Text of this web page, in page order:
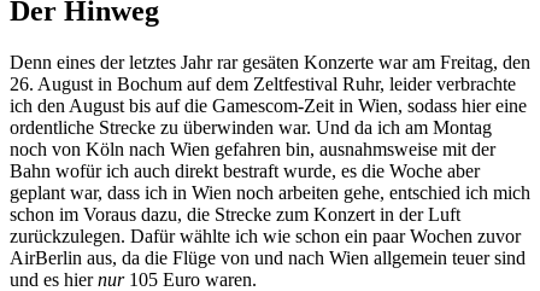
Der Hinweg
Denn eines der letztes Jahr rar gesäten Konzerte war am Freitag, den
26. August in Bochum auf dem Zeltfestival Ruhr, leider verbrachte
ich den August bis auf die Gamescom-Zeit in Wien, sodass hier eine
ordentliche Strecke zu überwinden war. Und da ich am Montag
noch von Köln nach Wien gefahren bin, ausnahmsweise mit der
Bahn wofür ich auch direkt bestraft wurde, es die Woche aber
geplant war, dass ich in Wien noch arbeiten gehe, entschied ich mich
schon im Voraus dazu, die Strecke zum Konzert in der Luft
zurückzulegen. Dafür wählte ich wie schon ein paar Wochen zuvor
AirBerlin aus, da die Flüge von und nach Wien allgemein teuer sind
und es hiernur105 Euro waren.